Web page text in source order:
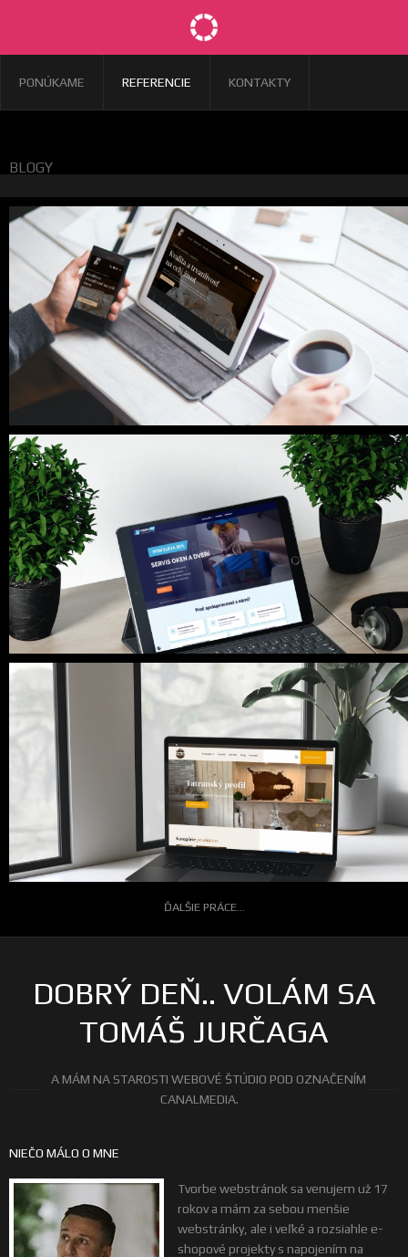
PONÚKAME REFERENCIE KONTAKTY
BLOGY
ĎALŠIE PRÁCE...
DOBRÝ DEŇ.. VOLÁM SA
TOMÁŠ JURČAGA
A MÁM NA STAROSTI WEBOVÉ ŠTÚDIO POD OZNAČENÍM
CANALMEDIA.
NIEČO MÁLO O MNE
Tvorbe webstránok sa venujem už 17
rokov a mám za sebou menšie
webstránky, ale i veľké a rozsiahle e-
shopové projekty s napojením na